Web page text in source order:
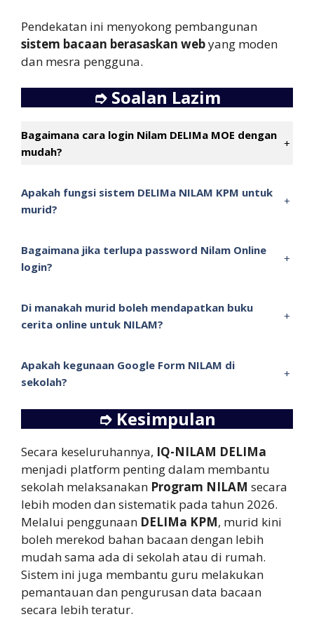
Pendekatan ini menyokong pembangunan
sistem bacaan berasaskan webyang moden
dan mesra pengguna.
➮ Soalan Lazim
Bagaimana cara login Nilam DELIMa MOE dengan
mudah?
+
Apakah fungsi sistem DELIMa NILAM KPM untuk
murid?
+
Bagaimana jika terlupa password Nilam Online
login?
+
Di manakah murid boleh mendapatkan buku
cerita online untuk NILAM?
+
Apakah kegunaan Google Form NILAM di
sekolah?
+
➮ Kesimpulan
Secara keseluruhannya, IQ-NILAM DELIMa
menjadi platform penting dalam membantu
sekolah melaksanakan Program NILAM secara
lebih moden dan sistematik pada tahun 2026.
Melalui penggunaan DELIMa KPM, murid kini
boleh merekod bahan bacaan dengan lebih
mudah sama ada di sekolah atau di rumah.
Sistem ini juga membantu guru melakukan
pemantauan dan pengurusan data bacaan
secara lebih teratur.